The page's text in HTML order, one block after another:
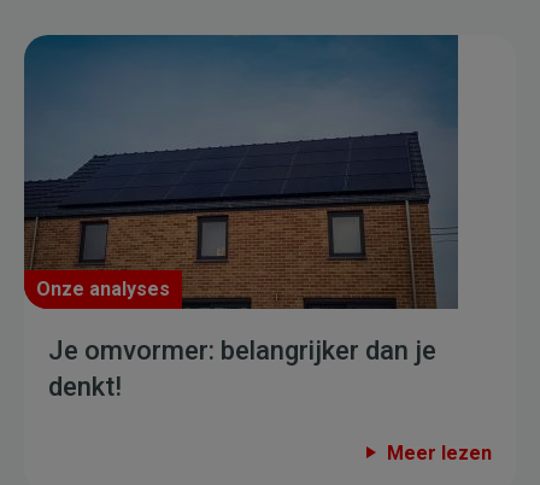
Onze analyses
Je omvormer: belangrijker dan je
denkt!
Meer lezen